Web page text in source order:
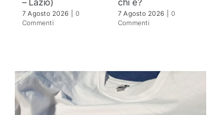
– Lazio)
7 Agosto 2026
0
Commenti
chi è?
7 Agosto 2026
0
Commenti